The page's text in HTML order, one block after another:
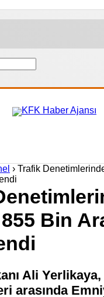
› Trafik
Bin
Ali
arasında